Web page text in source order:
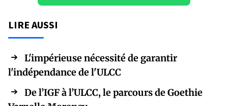
LIRE AUSSI
L'impérieuse nécessité de garantir
l'indépendance de l'ULCC
De l’IGF à l’ULCC, le parcours de Goethie